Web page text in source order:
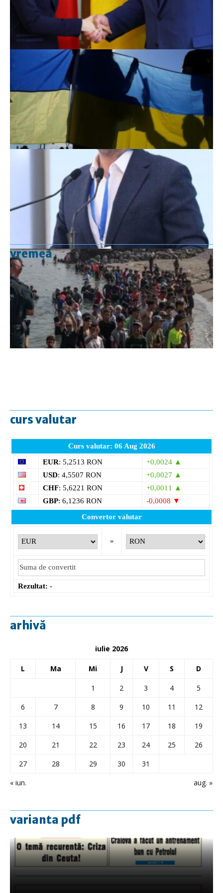
vremea
curs valutar
Curs valutar: 06 Aug 2026
EUR: 5,2513 RON
+0,0024 ▲
USD: 4,5507 RON
+0,0027 ▲
CHF: 5,6221 RON
+0,0011 ▲
GBP: 6,1236 RON
-0,0008 ▼
Convertor valutar
»
Rezultat: -
arhivă
iulie 2026
L Ma Mi J V S D
« iun. aug. »
1 2 3 4
5
6
7 8 9 10 11
12
13
14 15 16 17 18
19
20
21 22 23 24 25
26
27
28 29 30 31
varianta pdf